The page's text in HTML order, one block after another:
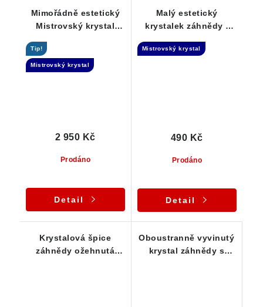
Mimořádně estetický
Mistrovský krystal
Tip!
Mistrovský krystal
Prodáno
2 950 Kč
Detail
Malý estetický
krystalek záhnědy -
Mistrovský krystal
Prodáno
490 Kč
Detail
Krystalová špice
záhnědy ožehnutá
Oboustranně vyvinutý
krystal záhnědy s